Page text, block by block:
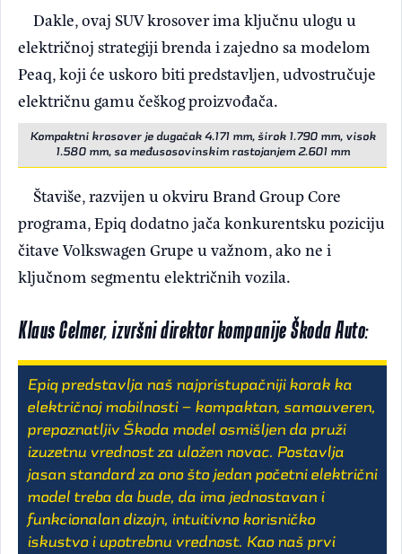
Dakle, ovaj SUV krosover ima ključnu ulogu u
električnoj strategiji brenda i zajedno sa modelom
Peaq, koji će uskoro biti predstavljen, udvostručuje
električnu gamu češkog proizvođača.
Kompaktni krosover je dugačak 4.171 mm, širok 1.790 mm, visok
1.580 mm, sa međusosovinskim rastojanjem 2.601 mm
Štaviše, razvijen u okviru Brand Group Core
programa, Epiq dodatno jača konkurentsku poziciju
čitave Volkswagen Grupe u važnom, ako ne i
ključnom segmentu električnih vozila.
Klaus Celmer, izvršni direktor kompanije Škoda Auto:
Epiq predstavlja naš najpristupačniji korak ka
električnoj mobilnosti – kompaktan, samouveren,
prepoznatljiv Škoda model osmišljen da pruži
izuzetnu vrednost za uložen novac. Postavlja
jasan standard za ono što jedan početni električni
model treba da bude, da ima jednostavan i
funkcionalan dizajn, intuitivno korisničko
iskustvo i upotrebnu vrednost. Kao naš prvi